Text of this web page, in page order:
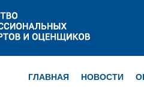
ГЛАВНАЯ НОВОСТИ